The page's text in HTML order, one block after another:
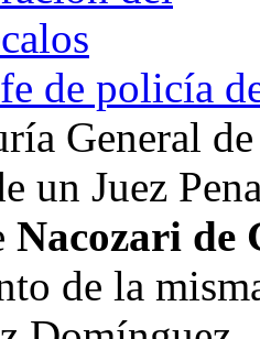
de policía
General
un Juez
Nacozari de
de la